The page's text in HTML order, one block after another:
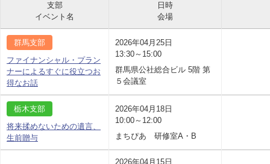
支部
イベント名
日時
会場
群馬支部
ファイナンシャル・プラン
ナーによるすぐに役立つお
得なお話
2026年04月25日
13:30～15:00
群馬県公社総合ビル 5階 第
５会議室
栃木支部
将来揉めないための遺言、
生前贈与
2026年04月18日
10:00～12:00
まちぴあ 研修室A・B
2026年04月15日